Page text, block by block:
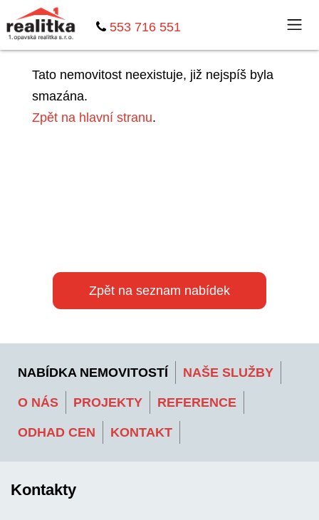
553 716 551
Tato nemovitost neexistuje, již nejspíš byla
smazána.
Zpět na hlavní stranu.
Zpět na seznam nabídek
NABÍDKA NEMOVITOSTÍ NAŠE SLUŽBY
O NÁS PROJEKTY REFERENCE
ODHAD CEN KONTAKT
Kontakty